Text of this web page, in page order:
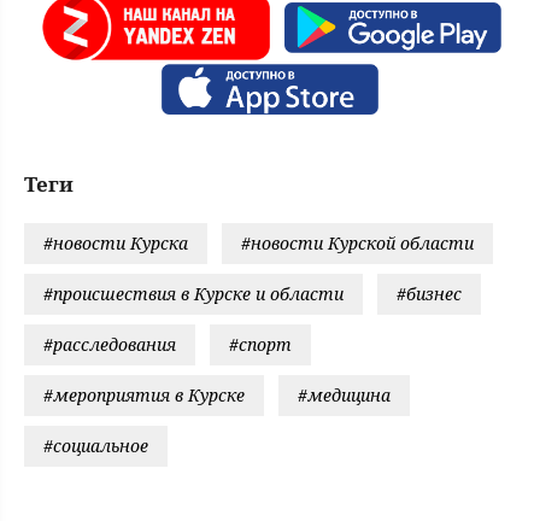
Теги
#новости Курска #новости Курской области
#происшествия в Курске и области #бизнес
#расследования #спорт
#мероприятия в Курске #медицина
#социальное